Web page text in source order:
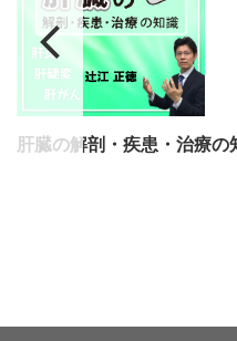
肝臓の解剖・疾患・治療の